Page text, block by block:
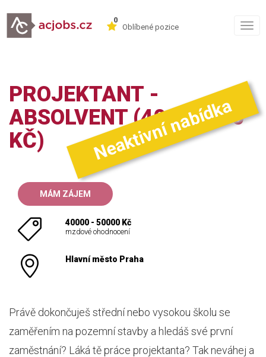
0
Oblíbené pozice
PROJEKTANT -
ABSOLVENT (40-50.000
KČ)
Neaktivní nabídka
MÁM ZÁJEM
40000 - 50000 Kč
mzdové ohodnocení
Hlavní město Praha
Právě dokončuješ střední nebo vysokou školu se
zaměřením na pozemní stavby a hledáš své první
zaměstnání? Láká tě práce projektanta? Tak neváhej a